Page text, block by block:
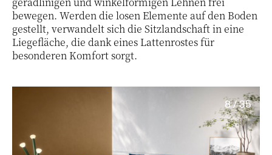
bewegen. Werden die losen Elemente auf den Boden
gestellt, verwandelt sich die Sitzlandschaft in eine
Liegefläche, die dank eines Lattenrostes für
besonderen Komfort sorgt.
8 / 35